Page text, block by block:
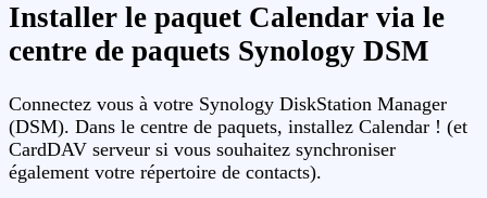
Installer le paquet Calendar via le
centre de paquets Synology DSM
Connectez vous à votre Synology DiskStation Manager
(DSM). Dans le centre de paquets, installez Calendar ! (et
CardDAV serveur si vous souhaitez synchroniser
également votre répertoire de contacts).